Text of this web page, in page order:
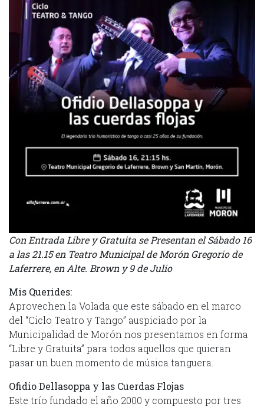
Con Entrada Libre y Gratuita se Presentan el Sábado 16
a las 21.15 en Teatro Municipal de Morón Gregorio de
Laferrere, en Alte. Brown y 9 de Julio
Mis Querides:
Aprovechen la Volada que este sábado en el marco
del “Ciclo Teatro y Tango” auspiciado por la
Municipalidad de Morón nos presentamos en forma
“Libre y Gratuita” para todos aquellos que quieran
pasar un buen momento de música tanguera.
Ofidio Dellasoppa y las Cuerdas Flojas
Este trío fundado el año 2000 y compuesto por tres